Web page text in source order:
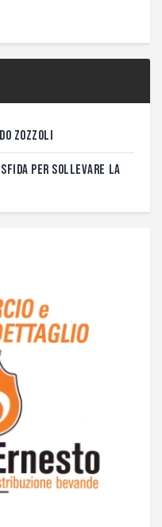
ZOZZOLI
PER SOLLEVARE LA